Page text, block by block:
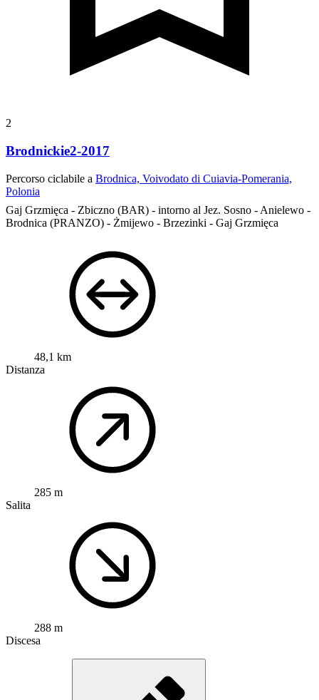
2
Brodnickie2-2017
Percorso ciclabile a Brodnica, Voivodato di Cuiavia-Pomerania,
Polonia
Gaj Grzmięca - Zbiczno (BAR) - intorno al Jez. Sosno - Anielewo -
Brodnica (PRANZO) - Żmijewo - Brzezinki - Gaj Grzmięca
48,1 km
Distanza
285 m
Salita
288 m
Discesa